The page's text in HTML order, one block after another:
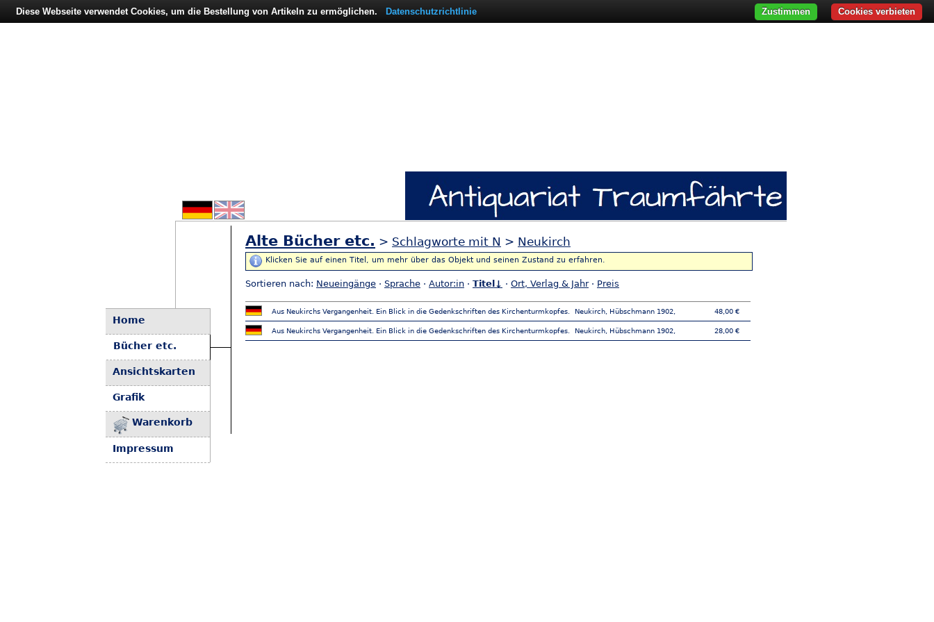
Home
Bücher etc.
Ansichtskarten
Grafik
Warenkorb
Impressum
Alte Bücher etc. > Schlagworte mit N > Neukirch
Klicken Sie auf einen Titel, um mehr über das Objekt und seinen Zustand zu erfahren.
Sortieren nach: Neueingänge · Sprache · Autor:in · Titel↓ · Ort, Verlag & Jahr· Preis
Aus Neukirchs Vergangenheit. Ein Blick in die Gedenkschriften des Kirchenturmkopfes. Neukirch, Hübschmann 1902, 48,00 €
Aus Neukirchs Vergangenheit. Ein Blick in die Gedenkschriften des Kirchenturmkopfes. Neukirch, Hübschmann 1902, 28,00 €
Diese Webseite verwendet Cookies, um die Bestellung von Artikeln zu ermöglichen. Datenschutzrichtlinie Cookies verbieten
Zustimmen